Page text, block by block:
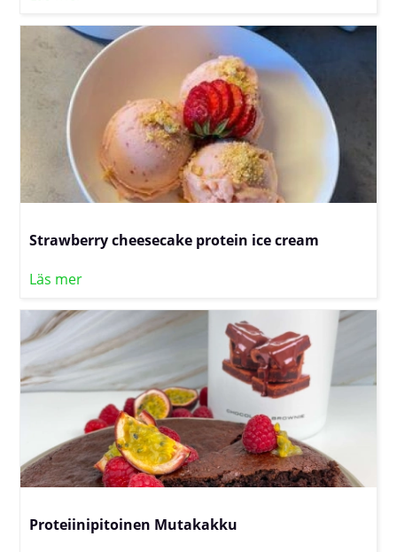
Strawberry cheesecake protein ice cream
Läs mer
Proteiinipitoinen Mutakakku